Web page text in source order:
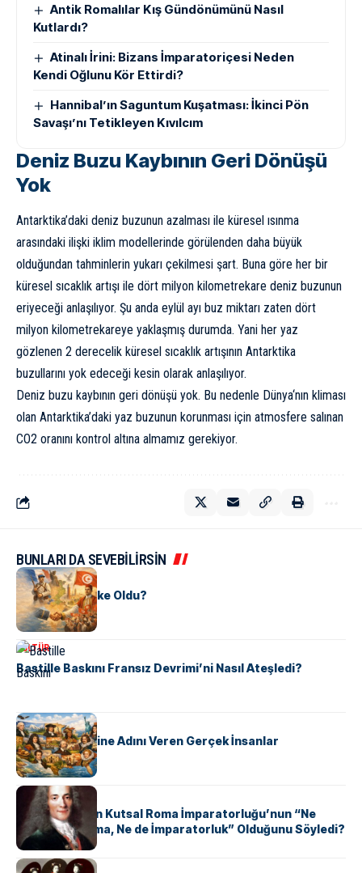
Antik Romalılar Kış Gündönümünü Nasıl
Kutlardı?
Atinalı İrini: Bizans İmparatoriçesi Neden
Kendi Oğlunu Kör Ettirdi?
Hannibal’ın Saguntum Kuşatması: İkinci Pön
Savaşı’nı Tetikleyen Kıvılcım
Deniz Buzu Kaybının Geri Dönüşü
Yok
Antarktika’daki deniz buzunun azalması ile küresel ısınma
arasındaki ilişki iklim modellerinde görülenden daha büyük
olduğundan tahminlerin yukarı çekilmesi şart. Buna göre her bir
küresel sıcaklık artışı ile dört milyon kilometrekare deniz buzunun
eriyeceği anlaşılıyor. Şu anda eylül ayı buz miktarı zaten dört
milyon kilometrekareye yaklaşmış durumda. Yani her yaz
gözlenen 2 derecelik küresel sıcaklık artışının Antarktika
buzullarını yok edeceği kesin olarak anlaşılıyor.
Deniz buzu kaybının geri dönüşü yok. Bu nedenle Dünya‘nın kliması
olan Antarktika’daki yaz buzunun korunması için atmosfere salınan
CO2 oranını kontrol altına almamız gerekiyor.
BUNLARI DA SEVEBİLİRSİN
KÜLTÜR
Tunus Nasıl Ülke Oldu?
KÜLTÜR
Bastille Baskını Fransız Devrimi’ni Nasıl Ateşledi?
KÜLTÜR
ABD Eyaletlerine Adını Veren Gerçek İnsanlar
KÜLTÜR
Voltaire Neden Kutsal Roma İmparatorluğu’nun “Ne
Kutsal, Ne Roma, Ne de İmparatorluk” Olduğunu Söyledi?
KÜLTÜR